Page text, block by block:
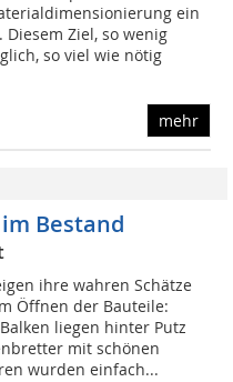
ein
Ziel, so wenig
so viel wie nötig
mehr
Bestand
ihre wahren Schätze
Öffnen der Bauteile:
liegen hinter Putz
mit schönen
wurden einfach...